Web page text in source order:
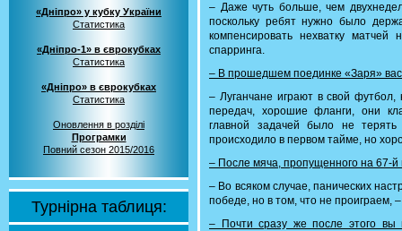
«Дніпро» у кубку України
Статистика
«Дніпро-1» в єврокубках
Статистика
«Дніпро» в єврокубках
Статистика
Оновлення в розділі
Програмки
Повний сезон 2015/2016
Турнірна таблиця:
– Даже чуть больше, чем
поскольку ребят нужно было
компенсировать нехватку
спарринга.
– В прошедшем поединке «Заря»
– Луганчане играют в свой
передач, хорошие фланги, они
главной задачей было не
происходило в первом тайме, но
– После мяча, пропущенного на 67-й
– Во всяком случае, панических
победе, но в том, что не проиграем, –
– Почти сразу же после этого вы